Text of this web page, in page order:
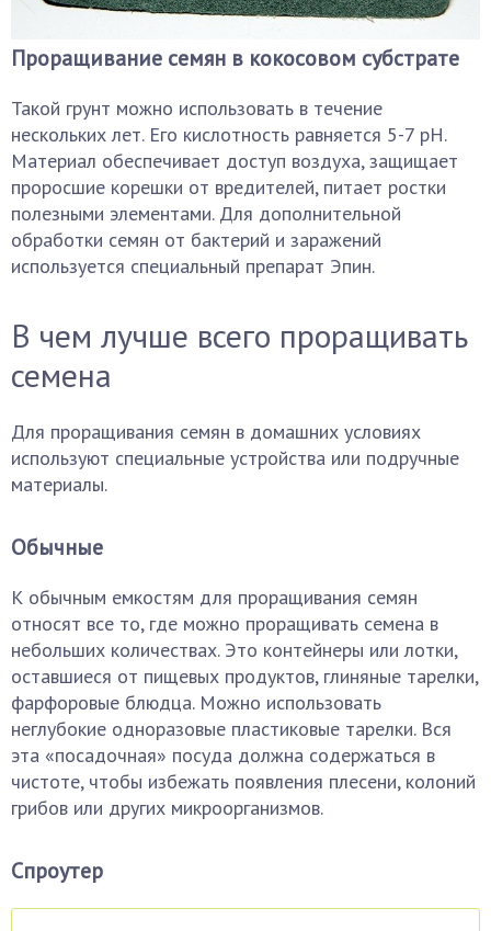
Проращивание семян в кокосовом субстрате
Такой грунт можно использовать в течение
нескольких лет. Его кислотность равняется 5-7 pH.
Материал обеспечивает доступ воздуха, защищает
проросшие корешки от вредителей, питает ростки
полезными элементами. Для дополнительной
обработки семян от бактерий и заражений
используется специальный препарат Эпин.
В чем лучше всего проращивать
семена
Для проращивания семян в домашних условиях
используют специальные устройства или подручные
материалы.
Обычные
К обычным емкостям для проращивания семян
относят все то, где можно проращивать семена в
небольших количествах. Это контейнеры или лотки,
оставшиеся от пищевых продуктов, глиняные тарелки,
фарфоровые блюдца. Можно использовать
неглубокие одноразовые пластиковые тарелки. Вся
эта «посадочная» посуда должна содержаться в
чистоте, чтобы избежать появления плесени, колоний
грибов или других микроорганизмов.
Спроутер